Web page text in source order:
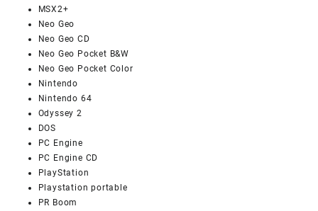
MSX2+
Neo Geo
Neo Geo CD
Neo Geo Pocket B&W
Neo Geo Pocket Color
Nintendo
Nintendo 64
Odyssey 2
DOS
PC Engine
PC Engine CD
PlayStation
Playstation portable
PR Boom